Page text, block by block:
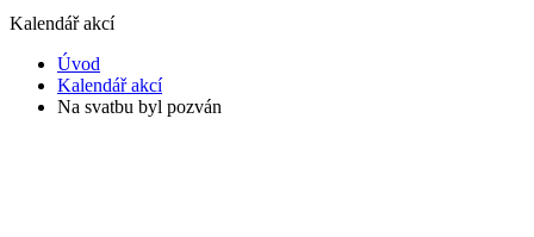
Kalendář akcí
Úvod
Kalendář akcí
Na svatbu byl pozván